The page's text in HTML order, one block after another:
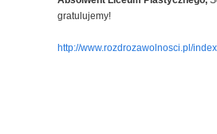
gratulujemy!
http://www.rozdrozawolnosci.pl/